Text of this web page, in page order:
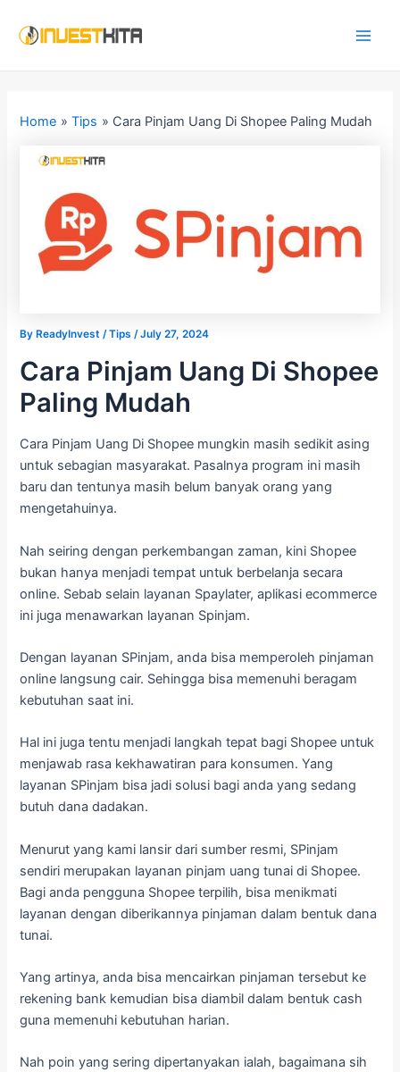
Home Tips Cara Pinjam Uang Di Shopee Paling Mudah
By ReadyInvest/Tips /July 27, 2024
Cara Pinjam Uang Di Shopee
Paling Mudah
Cara Pinjam Uang Di Shopee mungkin masih sedikit asing
untuk sebagian masyarakat. Pasalnya program ini masih
baru dan tentunya masih belum banyak orang yang
mengetahuinya.
Nah seiring dengan perkembangan zaman, kini Shopee
bukan hanya menjadi tempat untuk berbelanja secara
online. Sebab selain layanan Spaylater, aplikasi ecommerce
ini juga menawarkan layanan Spinjam.
Dengan layanan SPinjam, anda bisa memperoleh pinjaman
online langsung cair. Sehingga bisa memenuhi beragam
kebutuhan saat ini.
Hal ini juga tentu menjadi langkah tepat bagi Shopee untuk
menjawab rasa kekhawatiran para konsumen. Yang
layanan SPinjam bisa jadi solusi bagi anda yang sedang
butuh dana dadakan.
Menurut yang kami lansir dari sumber resmi, SPinjam
sendiri merupakan layanan pinjam uang tunai di Shopee.
Bagi anda pengguna Shopee terpilih, bisa menikmati
layanan dengan diberikannya pinjaman dalam bentuk dana
tunai.
Yang artinya, anda bisa mencairkan pinjaman tersebut ke
rekening bank kemudian bisa diambil dalam bentuk cash
guna memenuhi kebutuhan harian.
Nah poin yang sering dipertanyakan ialah, bagaimana sih
navigation